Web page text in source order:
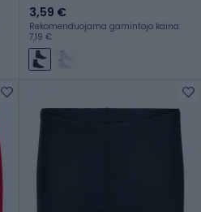
3,59 €
Rekomenduojama gamintojo kaina:
7,19 €